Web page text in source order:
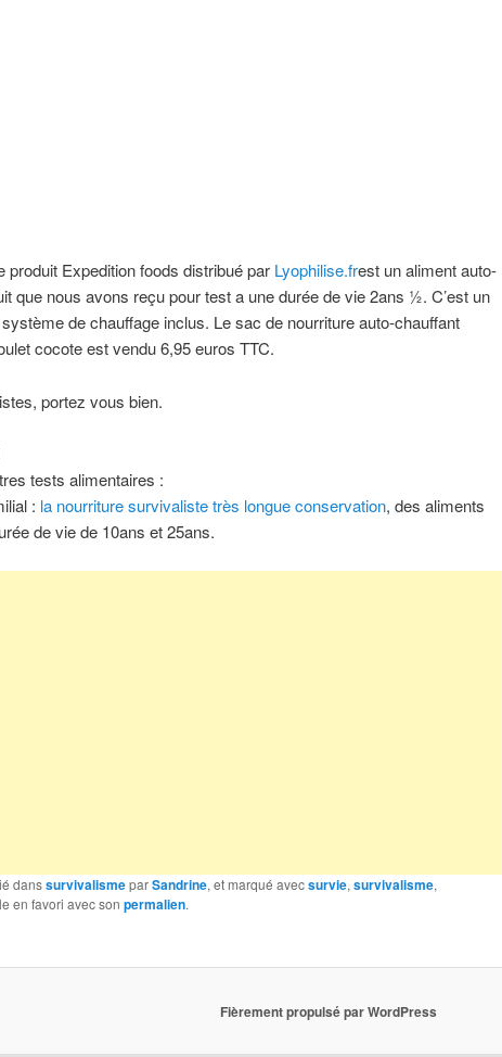
produit Expedition foods distribué par Lyophilise.frest un aliment auto-
que nous avons reçu pour test a une durée de vie 2ans ½. C’est un
de chauffage inclus. Le sac de nourriture auto-chauffant
cocote est vendu 6,95 euros TTC.
portez vous bien.
tests alimentaires :
: la nourriture survivaliste très longue conservation, des aliments
de vie de 10ans et 25ans.
danssurvivalismeparSandrine, et marqué avecsurvie, survivalisme,
en favori avec son permalien.
Fièrement propulsé par WordPress